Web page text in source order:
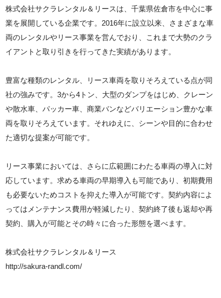
株式会社サクラレンタル＆リースは、千葉県佐倉市を中心に事
業を展開している企業です。2016年に設立以来、さまざまな車
両のレンタルやリース事業を営んでおり、これまで大勢のクラ
イアントと取り引きを行ってきた実績があります。
豊富な種類のレンタル、リース車両を取りそろえている点が同
社の強みです。3から4トン、大型のダンプをはじめ、クレーン
や散水車、パッカー車、商業バンなどバリエーション豊かな車
両を取りそろえています。それゆえに、シーンや目的に合わせ
た適切な提案が可能です。
リース事業においては、さらに広範囲にわたる車両の導入に対
応しています。求める車両の早期導入も可能であり、初期費用
も必要ないためコストを抑えた導入が可能です。契約内容によ
ってはメンテナンス費用が軽減したり、契約終了後も返却や再
契約、購入が可能とその時々に合った形態を選べます。
株式会社サクラレンタル＆リース
http://sakura-randl.com/